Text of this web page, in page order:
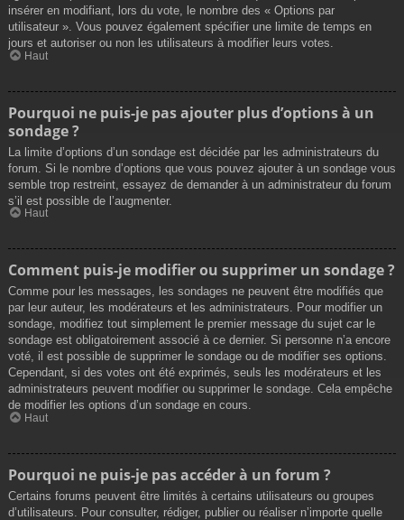
insérer en modifiant, lors du vote, le nombre des « Options par
utilisateur ». Vous pouvez également spécifier une limite de temps en
jours et autoriser ou non les utilisateurs à modifier leurs votes.
Haut
Pourquoi ne puis-je pas ajouter plus d’options à un
sondage ?
La limite d’options d’un sondage est décidée par les administrateurs du
forum. Si le nombre d’options que vous pouvez ajouter à un sondage vous
semble trop restreint, essayez de demander à un administrateur du forum
s’il est possible de l’augmenter.
Haut
Comment puis-je modifier ou supprimer un sondage ?
Comme pour les messages, les sondages ne peuvent être modifiés que
par leur auteur, les modérateurs et les administrateurs. Pour modifier un
sondage, modifiez tout simplement le premier message du sujet car le
sondage est obligatoirement associé à ce dernier. Si personne n’a encore
voté, il est possible de supprimer le sondage ou de modifier ses options.
Cependant, si des votes ont été exprimés, seuls les modérateurs et les
administrateurs peuvent modifier ou supprimer le sondage. Cela empêche
de modifier les options d’un sondage en cours.
Haut
Pourquoi ne puis-je pas accéder à un forum ?
Certains forums peuvent être limités à certains utilisateurs ou groupes
d’utilisateurs. Pour consulter, rédiger, publier ou réaliser n’importe quelle